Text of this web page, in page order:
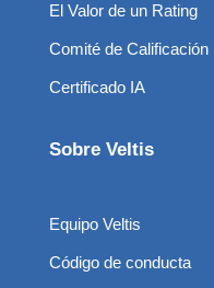
El Valor de un Rating
Comité de Calificación
Certificado IA
Sobre Veltis
Equipo Veltis
Código de conducta